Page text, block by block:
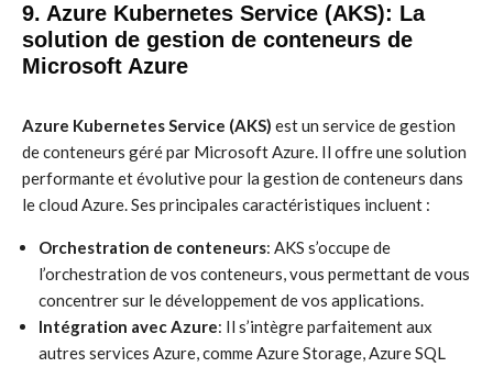
9. Azure Kubernetes Service (AKS): La
solution de gestion de conteneurs de
Microsoft Azure
Azure Kubernetes Service (AKS) est un service de gestion
de conteneurs géré par Microsoft Azure. Il offre une solution
performante et évolutive pour la gestion de conteneurs dans
le cloud Azure. Ses principales caractéristiques incluent :
Orchestration de conteneurs: AKS s’occupe de
l’orchestration de vos conteneurs, vous permettant de vous
concentrer sur le développement de vos applications.
Intégration avec Azure: Il s’intègre parfaitement aux
autres services Azure, comme Azure Storage, Azure SQL